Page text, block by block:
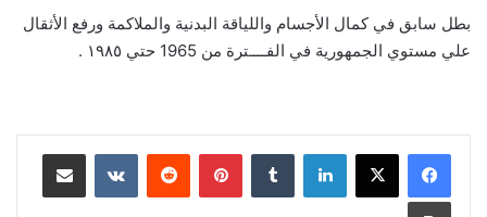
بطل سابق في كمال الأجسام واللياقة البدنية والملاكمة ورفع الأثقال
علي مستوي الجمهورية في الفــــترة من 1965 حتي ١٩٨٥ .
لينكدإن بينتيريست